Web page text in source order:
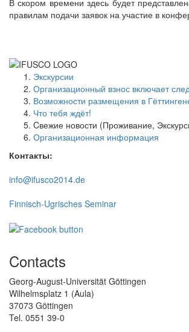
правилам подачи заявок на участие в
Экскурсии
Организационный взнос включает
Возможности размещения в
Что тебя ждёт!
Cвежие новости (Проживание,
Организационная информация
Контакты:
info@ifusco2014.de
Finnisch-Ugrisches Seminar
Contacts
Georg-August-Universität Göttingen
Wilhelmsplatz 1 (Aula)
37073 Göttingen
Tel. 0551 39-0